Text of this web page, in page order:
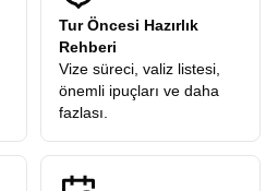
Tur Öncesi Hazırlık
Rehberi
Vize süreci, valiz listesi,
önemli ipuçları ve daha
fazlası.